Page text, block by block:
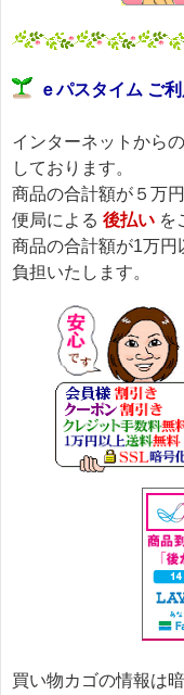
ｅパスタイム ご
インターネットから
しております。
商品の合計額が５万
便局による 後払い を
商品の合計額が1万
負担いたします。
買い物カゴの情報は